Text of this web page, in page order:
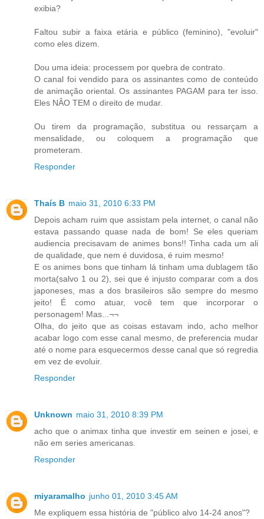
exibia?
Faltou subir a faixa etária e público (feminino), "evoluir"
como eles dizem.
Dou uma ideia: processem por quebra de contrato.
O canal foi vendido para os assinantes como de conteúdo
de animação oriental. Os assinantes PAGAM para ter isso.
Eles NÂO TEM o direito de mudar.
Ou tirem da programação, substitua ou ressarçam a
mensalidade, ou coloquem a programação que
prometeram.
Responder
Thaís B maio 31, 2010 6:33 PM
Depois acham ruim que assistam pela internet, o canal não
estava passando quase nada de bom! Se eles queriam
audiencia precisavam de animes bons!! Tinha cada um ali
de qualidade, que nem é duvidosa, é ruim mesmo!
E os animes bons que tinham lá tinham uma dublagem tão
morta(salvo 1 ou 2), sei que é injusto comparar com a dos
japoneses, mas a dos brasileiros são sempre do mesmo
jeito! É como atuar, você tem que incorporar o
personagem! Mas...¬¬
Olha, do jeito que as coisas estavam indo, acho melhor
acabar logo com esse canal mesmo, de preferencia mudar
até o nome para esquecermos desse canal que só regredia
em vez de evoluir.
Responder
Unknown maio 31, 2010 8:39 PM
acho que o animax tinha que investir em seinen e josei, e
não em series americanas.
Responder
miyaramalho junho 01, 2010 3:45 AM
Me expliquem essa história de "público alvo 14-24 anos"?